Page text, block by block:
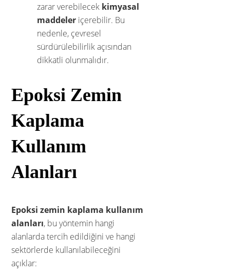
zarar verebilecek kimyasal
maddeler içerebilir. Bu
nedenle, çevresel
sürdürülebilirlik açısından
dikkatli olunmalıdır.
Epoksi Zemin
Kaplama
Kullanım
Alanları
Epoksi zemin kaplama kullanım
alanları, bu yöntemin hangi
alanlarda tercih edildiğini ve hangi
sektörlerde kullanılabileceğini
açıklar: